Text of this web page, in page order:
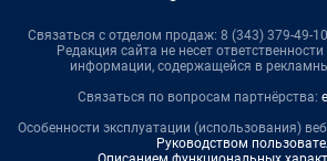
Связаться с отделом продаж: 8 (343) 379-49-
Редакция сайта не несет
информации, содержащейся в
Связаться по вопросам партнёрства:
Особенности эксплуатации (использования)
Руководством